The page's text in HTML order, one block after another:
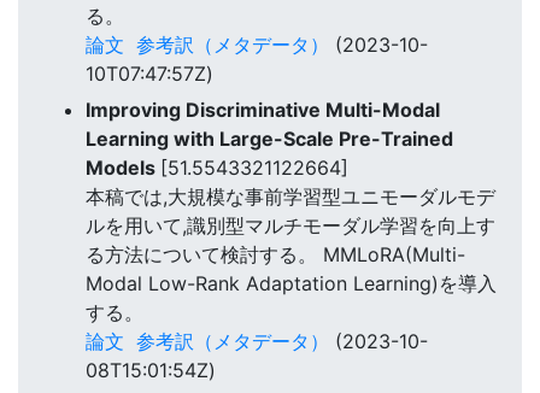
る。
論文 参考訳（メタデータ）
(2023-10-
10T07:47:57Z)
Improving Discriminative Multi-Modal
Learning with Large-Scale Pre-Trained
Models [51.5543321122664]
本稿では,大規模な事前学習型ユニモーダルモデ
ルを用いて,識別型マルチモーダル学習を向上す
る方法について検討する。 MMLoRA(Multi-
Modal Low-Rank Adaptation Learning)を導入
する。
論文 参考訳（メタデータ）
(2023-10-
08T15:01:54Z)